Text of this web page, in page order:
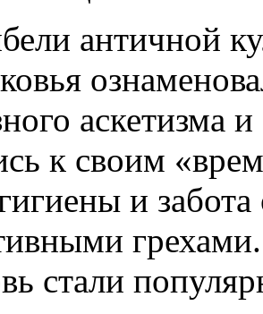
античной
аскетизма
к своим
и забота
стали